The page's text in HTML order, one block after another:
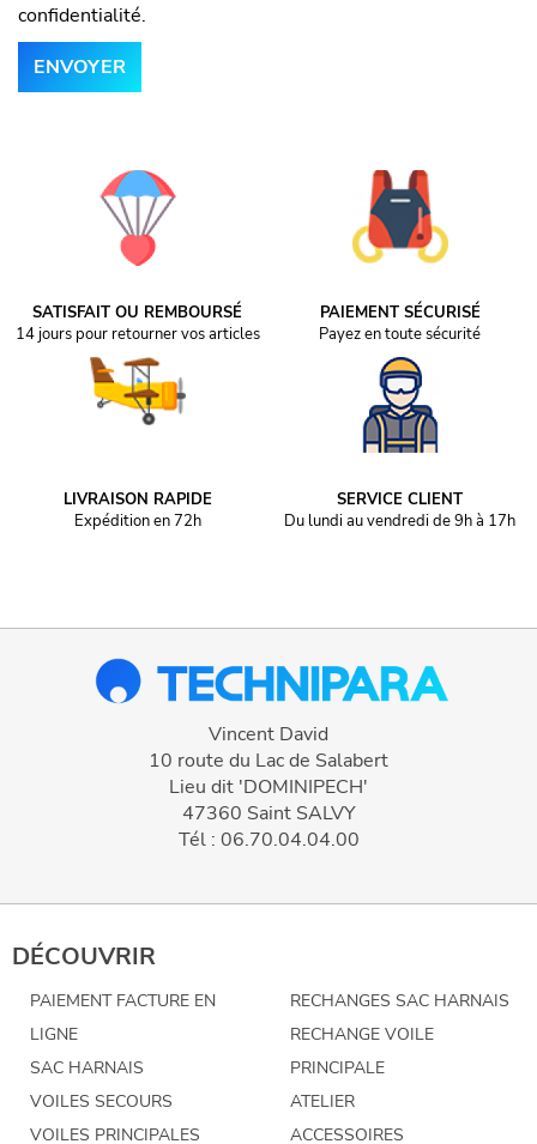
confidentialité.
SATISFAIT OU REMBOURSÉ
14 jours pour retourner vos articles
PAIEMENT SÉCURISÉ
Payez en toute sécurité
LIVRAISON RAPIDE
Expédition en 72h
SERVICE CLIENT
Du lundi au vendredi de 9h à 17h
Vincent David
10 route du Lac de Salabert
Lieu dit 'DOMINIPECH'
47360 Saint SALVY
Tél : 06.70.04.04.00
DÉCOUVRIR
PAIEMENT FACTURE EN
LIGNE
SAC HARNAIS
VOILES SECOURS
VOILES PRINCIPALES
RECHANGES SAC HARNAIS
RECHANGE VOILE
PRINCIPALE
ATELIER
ACCESSOIRES